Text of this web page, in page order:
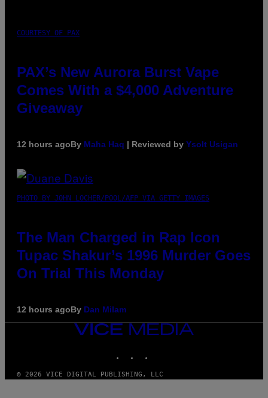
COURTESY OF PAX
PAX’s New Aurora Burst Vape
Comes With a $4,000 Adventure
Giveaway
12 hours agoBy Maha Haq | Reviewed by Ysolt Usigan
PHOTO BY JOHN LOCHER/POOL/AFP VIA GETTY IMAGES
The Man Charged in Rap Icon
Tupac Shakur’s 1996 Murder Goes
On Trial This Monday
12 hours agoBy Dan Milam
VICE
MEDIA
© 2026 VICE DIGITAL PUBLISHING, LLC